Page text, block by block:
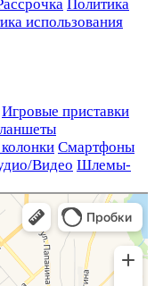
Политика
использования
Игровые приставки
Смартфоны
Видео Шлемы-